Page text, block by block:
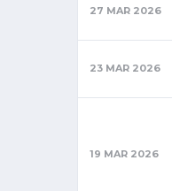
27 MAR 2026
23 MAR 2026
19 MAR 2026